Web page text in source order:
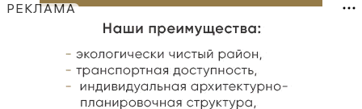
РЕКЛАМА